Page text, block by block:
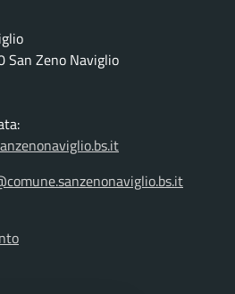
San Zeno Naviglio